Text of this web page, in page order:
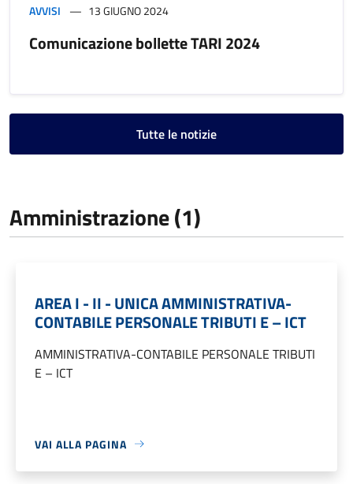
AVVISI 13 GIUGNO 2024
Comunicazione bollette TARI 2024
Tutte le notizie
Amministrazione (1)
AREA I - II - UNICA AMMINISTRATIVA-
CONTABILE PERSONALE TRIBUTI E – ICT
AMMINISTRATIVA-CONTABILE PERSONALE TRIBUTI
E – ICT
VAI ALLA PAGINA